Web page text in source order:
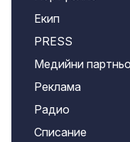
Екип
PRESS
Медийни
Реклама
Радио
Списание